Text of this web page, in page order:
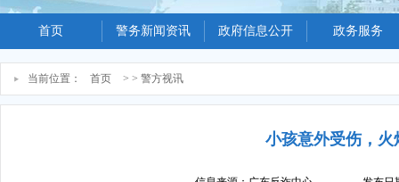
首页 警务新闻资讯 政府信息公开 政务服务
当前位置： 首页 > > 警方视讯
小孩意外受伤，火